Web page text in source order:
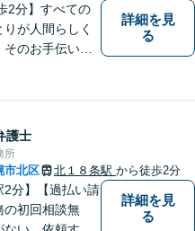
2分】すべての
りが人間らしく
のお手伝いを
気軽にご相談
詳細を見
る
護士
所
市北区 北１８条駅 から徒歩2分
2分】【過払い請
の初回相談無
詳細を見
る